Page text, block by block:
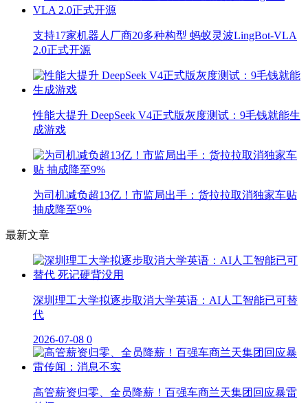
支持17家机器人厂商20多种构型 蚂蚁灵波LingBot-VLA
2.0正式开源
性能大提升 DeepSeek V4正式版灰度测试：9毛钱就能生
成游戏
为司机减负超13亿！市监局出手：货拉拉取消独家车贴
抽成降至9%
最新文章
深圳理工大学拟逐步取消大学英语：AI人工智能已可替
代
2026-07-08 0
高管薪资归零、全员降薪！百强车商兰天集团回应暴雷